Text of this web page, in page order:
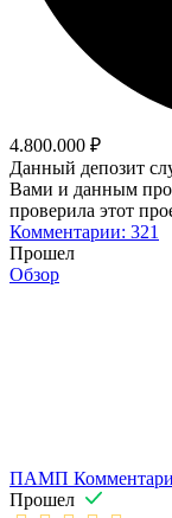
4.800.000 ₽
Данный депозит
Вами и данным
проверила этот
Комментарии: 321
Прошел
Обзор
ПАМП
Прошел